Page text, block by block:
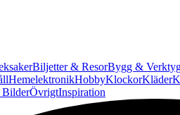
Biljetter & ResorBygg &
HemelektronikHobbyKlockorKläder
ÖvrigtInspiration